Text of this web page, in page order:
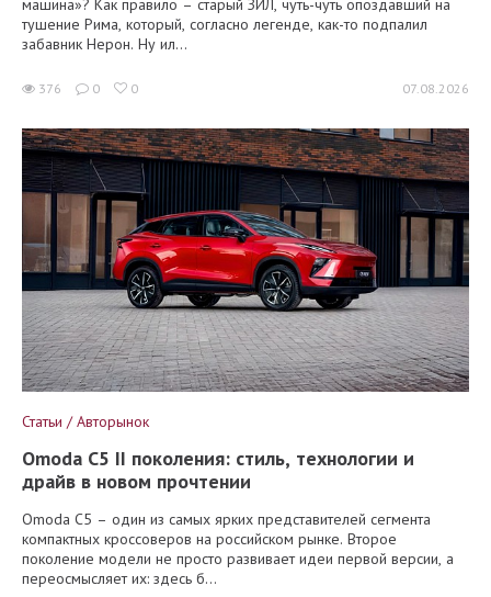
машина»? Как правило – старый ЗИЛ, чуть-чуть опоздавший на
тушение Рима, который, согласно легенде, как-то подпалил
забавник Нерон. Ну ил...
376 0 0 07.08.2026
Статьи / Авторынок
Omoda C5 II поколения: стиль, технологии и
драйв в новом прочтении
Omoda C5 – один из самых ярких представителей сегмента
компактных кроссоверов на российском рынке. Второе
поколение модели не просто развивает идеи первой версии, а
переосмысляет их: здесь б...